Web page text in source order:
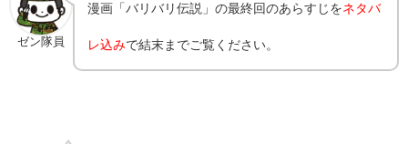
ゼン隊員
漫画「バリバリ伝説」の最終回のあらすじをネタバ
レ込みで結末までご覧ください。